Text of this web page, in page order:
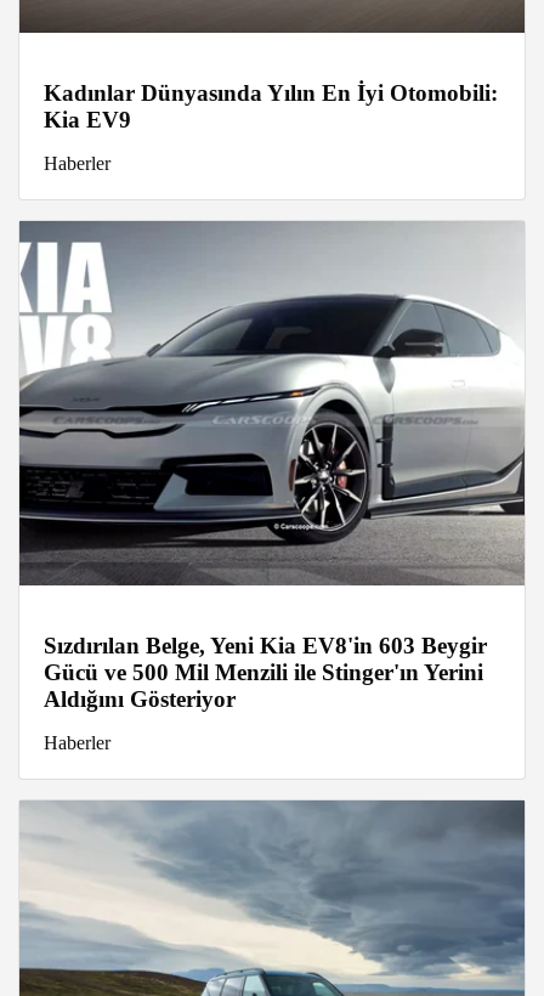
Kadınlar Dünyasında Yılın En İyi Otomobili:
Kia EV9
Haberler
Sızdırılan Belge, Yeni Kia EV8'in 603 Beygir
Gücü ve 500 Mil Menzili ile Stinger'ın Yerini
Aldığını Gösteriyor
Haberler